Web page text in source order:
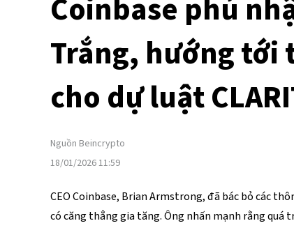
Coinbase phủ
Trắng, hướng tới
cho dự luật
Nguồn Beincrypto
18/01/2026 11:59
CEO Coinbase, Brian Armstrong, đã bác bỏ các
có căng thẳng gia tăng. Ông nhấn mạnh rằng quá